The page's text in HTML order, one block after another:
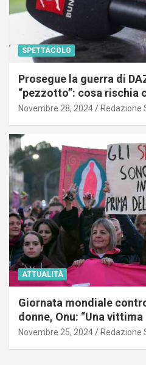
SPETTACOLO
Prosegue la guerra di
“pezzotto”: cosa rischia
Novembre 28, 2024 Redazione
ATTUALITÀ
Giornata mondiale
donne, Onu: “Una
Novembre 25, 2024 Redazione